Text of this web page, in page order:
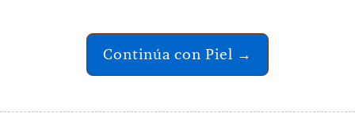
Continúa con Piel →